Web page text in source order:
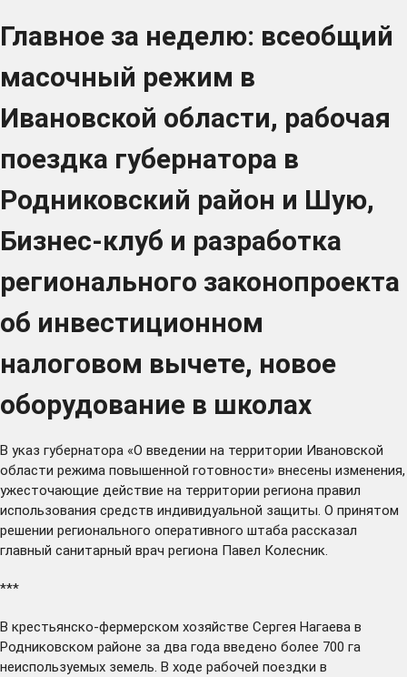
Главное за неделю: всеобщий
масочный режим в
Ивановской области, рабочая
поездка губернатора в
Родниковский район и Шую,
Бизнес-клуб и разработка
регионального законопроекта
об инвестиционном
налоговом вычете, новое
оборудование в школах
В указ губернатора «О введении на территории Ивановской
области режима повышенной готовности» внесены изменения,
ужесточающие действие на территории региона правил
использования средств индивидуальной защиты. О принятом
решении регионального оперативного штаба рассказал
главный санитарный врач региона Павел Колесник.
***
В крестьянско-фермерском хозяйстве Сергея Нагаева в
Родниковском районе за два года введено более 700 га
неиспользуемых земель. В ходе рабочей поездки в